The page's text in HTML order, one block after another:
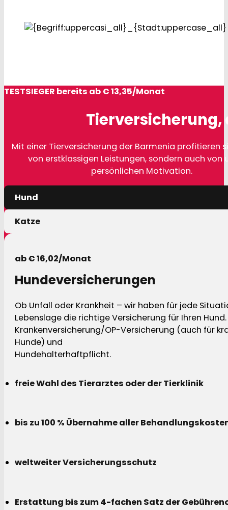
TESTSIEGER bereits ab € 13,35/Monat
Tierversicherung,
Mit einer Tierversicherung der Barmenia profitieren
von erstklassigen Leistungen, sondern auch von
persönlichen Motivation.
Hund
Katze
ab € 16,02/Monat
Hundeversicherungen
Ob Unfall oder Krankheit – wir haben für jede
Lebenslage die richtige Versicherung für Ihren Hund.
Krankenversicherung/OP-Versicherung (auch für
Hunde) und
Hundehalterhaftpflicht.
freie Wahl des Tierarztes oder der Tierklinik
bis zu 100 % Übernahme aller
weltweiter Versicherungsschutz
Erstattung bis zum 4-fachen Satz der